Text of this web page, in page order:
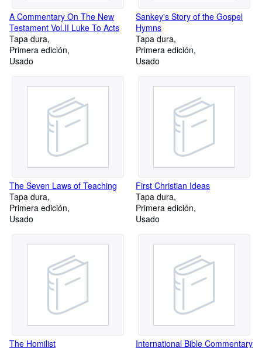
A Commentary On The New
Testament Vol.II Luke To Acts
Tapa dura
Primera edición
Usado
Sankey's Story of the Gospel
Hymns
Tapa dura
Primera edición
Usado
The Seven Laws of Teaching
Tapa dura
Primera edición
Usado
First Christian Ideas
Tapa dura
Primera edición
Usado
The Homilist International Bible Commentary